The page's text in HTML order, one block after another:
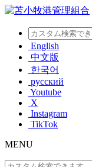
English
中文版
한국어
русский
Youtube
X
Instagram
TikTok
MENU